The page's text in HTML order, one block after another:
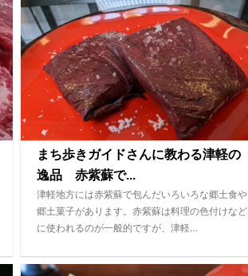
まち歩きガイドさんに教わる津軽の
逸品 赤紫蘇で...
津軽地方には赤紫蘇で包んだいろいろな郷土食や
郷土菓子があります。赤紫蘇は料理の色付けなど
に使われるのが一般的ですが、津軽…